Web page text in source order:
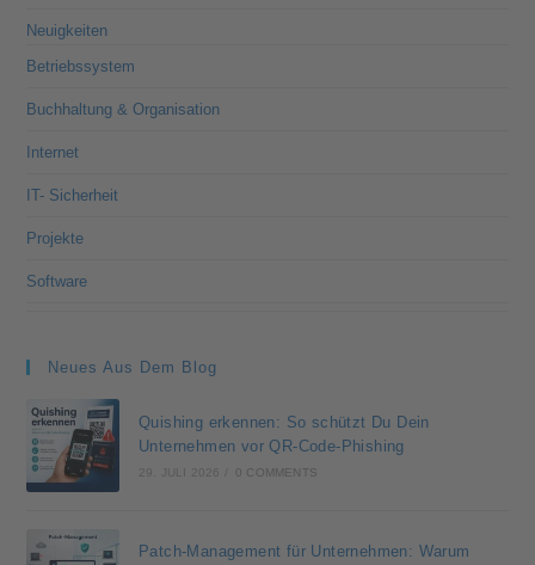
Neuigkeiten
Betriebssystem
Buchhaltung & Organisation
Internet
IT- Sicherheit
Projekte
Software
Neues Aus Dem Blog
Quishing erkennen: So schützt Du Dein
Unternehmen vor QR-Code-Phishing
29. JULI 2026 0 COMMENTS
Patch-Management für Unternehmen: Warum